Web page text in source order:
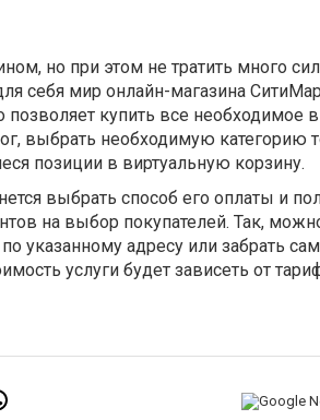
но при этом не тратить много
себя мир онлайн-магазина
позволяет купить все необходимое
выбрать необходимую категорию
позиции в виртуальную корзину.
выбрать способ его оплаты и
на выбор покупателей. Так,
указанному адресу или забрать
услуги будет зависеть от